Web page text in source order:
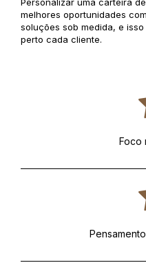
Personalizar uma carteira
melhores oportunidades
soluções sob medida, e
perto cada cliente.
Foco